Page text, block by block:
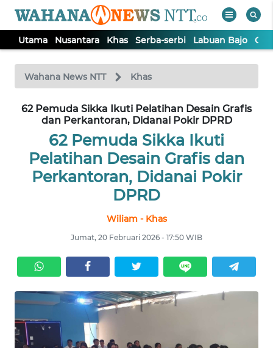
Utama Nusantara Khas Serba-serbi Labuan Bajo
Wahana News NTT Khas
62 Pemuda Sikka Ikuti Pelatihan Desain Grafis
dan Perkantoran, Didanai Pokir DPRD
62 Pemuda Sikka Ikuti
Pelatihan Desain Grafis dan
Perkantoran, Didanai Pokir
DPRD
Wiliam - Khas
Jumat, 20 Februari 2026 - 17:50 WIB
TV
Tutup
UTAMA
NUSANTARA
KHAS
LABUAN
BAJO
Informasi